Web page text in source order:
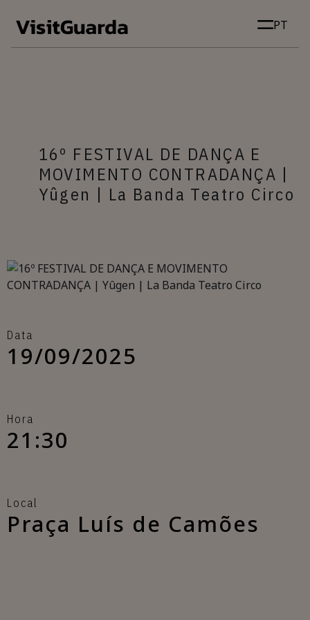
PT
16º FESTIVAL DE DANÇA E
MOVIMENTO CONTRADANÇA |
Yûgen | La Banda Teatro Circo
Data
19/09/2025
Hora
21:30
Local
Praça Luís de Camões